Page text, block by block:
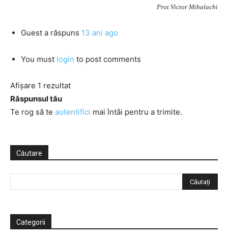
Prot.Victor Mihalachi
Guest a răspuns 13 ani ago
You must login to post comments
Afișare 1 rezultat
Răspunsul tău
Te rog să te autentifici mai întâi pentru a trimite.
Căutare
Categorii